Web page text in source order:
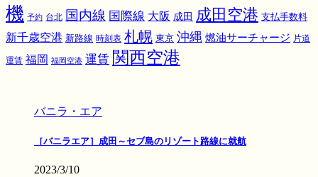
機 予約 台北 国内線 国際線 大阪 成田 成田空港 支払手数料
新千歳空港 新路線 時刻表 札幌 東京 沖縄 燃油サーチャージ 片道
運賃 福岡 福岡空港 運賃 関西空港
バニラ・エア
［バニラエア］成田～セブ島のリゾート路線に就航
2023/3/10